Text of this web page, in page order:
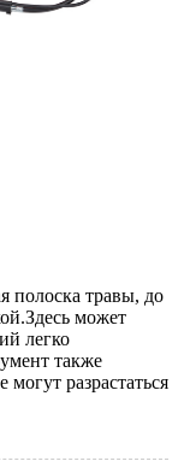
полоска травы, до
может
легко
также
разрастаться